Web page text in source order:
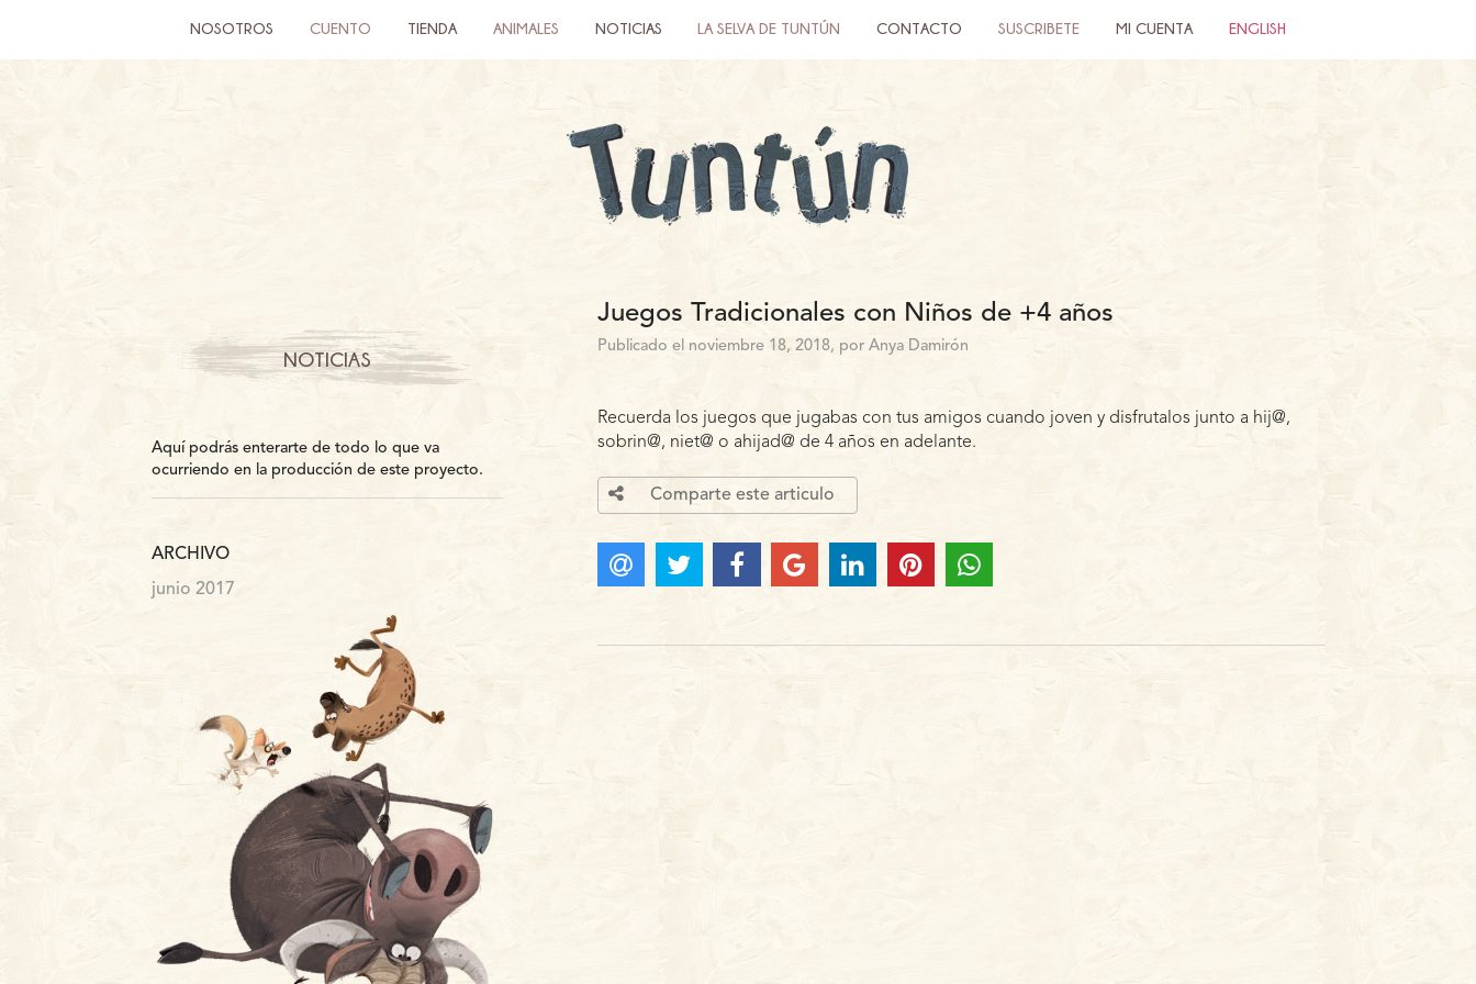
NOSOTROS CUENTO TIENDA ANIMALES NOTICIAS LA SELVA DE TUNTÚN CONTACTO SUSCRIBETE MI CUENTA ENGLISH
NOTICIAS
Aquí podrás enterarte de todo lo que va
ocurriendo en la producción de este proyecto.
ARCHIVO
junio 2017
Juegos Tradicionales con Niños de +4 años
Publicado el noviembre 18, 2018, por Anya Damirón
Recuerda los juegos que jugabas con tus amigos cuando joven y disfrutalos junto a hij@,
sobrin@, niet@ o ahijad@ de 4 años en adelante.
Comparte este articulo